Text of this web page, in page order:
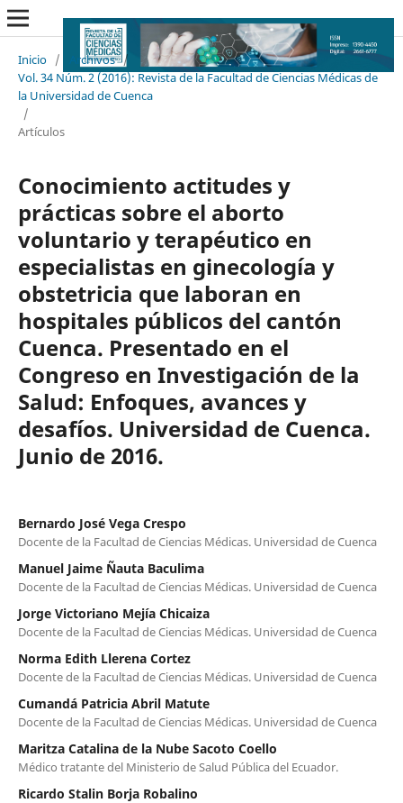
Inicio / Archivos /
Vol. 34 Núm. 2 (2016): Revista de la Facultad de Ciencias Médicas de
la Universidad de Cuenca
/
Artículos
Conocimiento actitudes y
prácticas sobre el aborto
voluntario y terapéutico en
especialistas en ginecología y
obstetricia que laboran en
hospitales públicos del cantón
Cuenca. Presentado en el
Congreso en Investigación de la
Salud: Enfoques, avances y
desafíos. Universidad de Cuenca.
Junio de 2016.
Bernardo José Vega Crespo
Docente de la Facultad de Ciencias Médicas. Universidad de Cuenca
Manuel Jaime Ñauta Baculima
Docente de la Facultad de Ciencias Médicas. Universidad de Cuenca
Jorge Victoriano Mejía Chicaiza
Docente de la Facultad de Ciencias Médicas. Universidad de Cuenca
Norma Edith Llerena Cortez
Docente de la Facultad de Ciencias Médicas. Universidad de Cuenca
Cumandá Patricia Abril Matute
Docente de la Facultad de Ciencias Médicas. Universidad de Cuenca
Maritza Catalina de la Nube Sacoto Coello
Médico tratante del Ministerio de Salud Pública del Ecuador.
Ricardo Stalin Borja Robalino